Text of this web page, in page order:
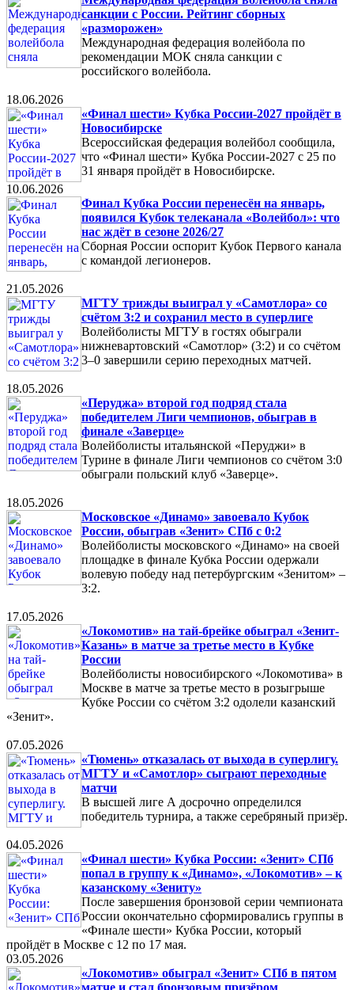
санкции с России. Рейтинг сборных
«разморожен»
Международная федерация волейбола по
рекомендации МОК сняла санкции с
российского волейбола.
18.06.2026
«Финал шести» Кубка России-2027 пройдёт в
Новосибирске
Всероссийская федерация волейбол сообщила,
что «Финал шести» Кубка России-2027 с 25 по
31 января пройдёт в Новосибирске.
10.06.2026
Финал Кубка России перенесён на январь,
появился Кубок телеканала «Волейбол»: что
нас ждёт в сезоне 2026/27
Сборная России оспорит Кубок Первого канала
с командой легионеров.
21.05.2026
МГТУ трижды выиграл у «Самотлора» со
счётом 3:2 и сохранил место в суперлиге
Волейболисты МГТУ в гостях обыграли
нижневартовский «Самотлор» (3:2) и со счётом
3–0 завершили серию переходных матчей.
18.05.2026
«Перуджа» второй год подряд стала
победителем Лиги чемпионов, обыграв в
финале «Заверце»
Волейболисты итальянской «Перуджи» в
Турине в финале Лиги чемпионов со счётом 3:0
обыграли польский клуб «Заверце».
18.05.2026
Московское «Динамо» завоевало Кубок
России, обыграв «Зенит» СПб с 0:2
Волейболисты московского «Динамо» на своей
площадке в финале Кубка России одержали
волевую победу над петербургским «Зенитом» –
3:2.
17.05.2026
«Локомотив» на тай-брейке обыграл «Зенит-
Казань» в матче за третье место в Кубке
России
Волейболисты новосибирского «Локомотива» в
Москве в матче за третье место в розыгрыше
Кубке России со счётом 3:2 одолели казанский
«Зенит».
07.05.2026
«Тюмень» отказалась от выхода в суперлигу.
МГТУ и «Самотлор» сыграют переходные
матчи
В высшей лиге А досрочно определился
победитель турнира, а также серебряный призёр.
04.05.2026
«Финал шести» Кубка России: «Зенит» СПб
попал в группу к «Динамо», «Локомотив» – к
казанскому «Зениту»
После завершения бронзовой серии чемпионата
России окончательно сформировались группы в
«Финале шести» Кубка России, который
пройдёт в Москве с 12 по 17 мая.
03.05.2026
«Локомотив» обыграл «Зенит» СПб в пятом
матче и стал бронзовым призёром